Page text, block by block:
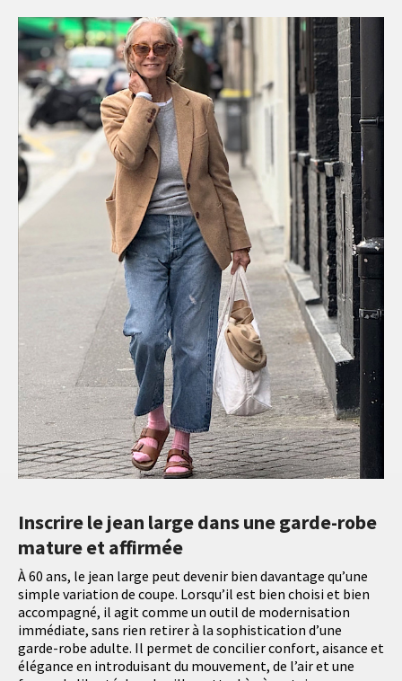
Inscrire le jean large dans une garde-robe
mature et affirmée
À 60 ans, le jean large peut devenir bien davantage qu’une
simple variation de coupe. Lorsqu’il est bien choisi et bien
accompagné, il agit comme un outil de modernisation
immédiate, sans rien retirer à la sophistication d’une
garde-robe adulte. Il permet de concilier confort, aisance et
élégance en introduisant du mouvement, de l’air et une